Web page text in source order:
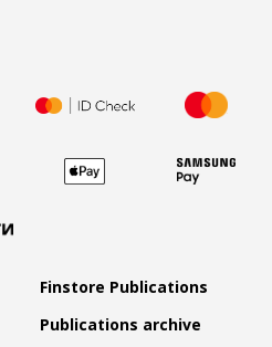
Finstore Publications
Publications archive